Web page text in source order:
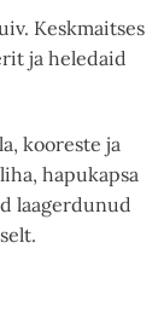
Keskmaitses
ja heledaid
kooreste ja
hapukapsa
laagerdunud